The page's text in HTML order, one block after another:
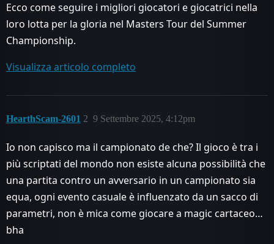
Ecco come seguire i migliori giocatori e giocatrici nella
loro lotta per la gloria nel Masters Tour del Summer
Championship.
Visualizza articolo completo
HearthScam-2601 9 Settembre 2025, 4:12pm
2
Io non capisco ma il campionato de che? Il gioco è tra i
più scriptati del mondo non esiste alcuna possibilità che
una partita contro un avversario in un campionato sia
equa, ogni evento casuale è influenzato da un sacco di
parametri, non è mica come giocare a magic cartaceo…
bha